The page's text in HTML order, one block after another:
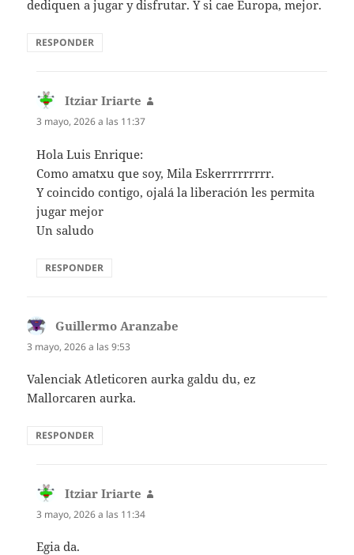
dediquen a jugar y disfrutar. Y si cae Europa, mejor.
RESPONDER
Itziar Iriarte
3 mayo, 2026 a las 11:37
Hola Luis Enrique:
Como amatxu que soy, Mila Eskerrrrrrrrr.
Y coincido contigo, ojalá la liberación les permita
jugar mejor
Un saludo
RESPONDER
Guillermo Aranzabe
3 mayo, 2026 a las 9:53
Valenciak Atleticoren aurka galdu du, ez
Mallorcaren aurka.
RESPONDER
Itziar Iriarte
3 mayo, 2026 a las 11:34
Egia da.